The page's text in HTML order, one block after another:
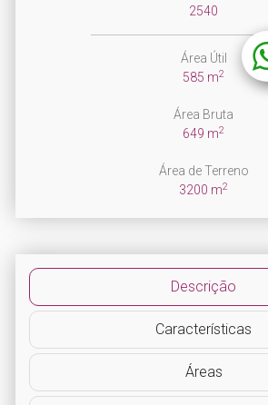
2540
Área Útil
585 m2
Área Bruta
649 m2
Área de Terreno
3200 m2
Descrição
Características
Áreas